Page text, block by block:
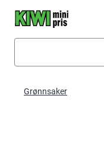
Grønnsaker